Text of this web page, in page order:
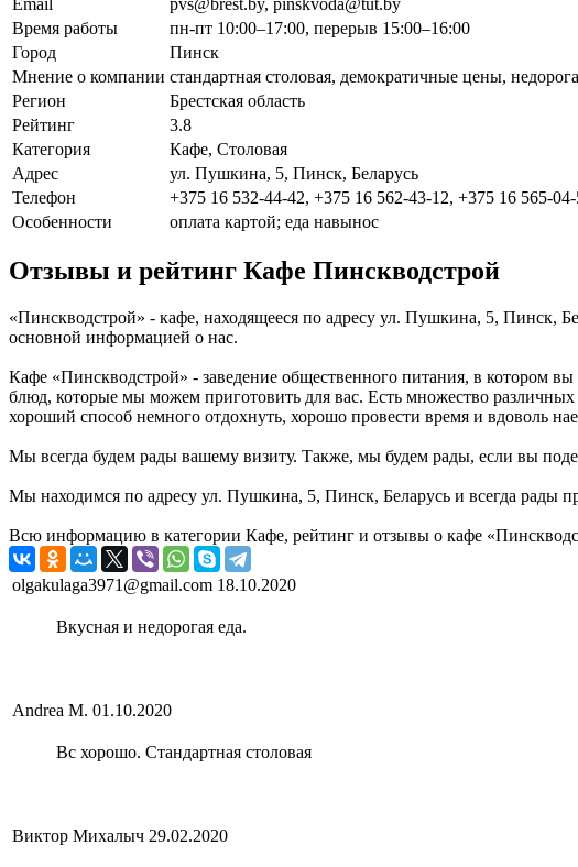
Время работы
пн-пт 10:00–17:00, перерыв 15:00–16:00
Город
Пинск
Мнение о компании стандартная столовая, демократичные цены,
Регион
Брестская область
Рейтинг
3.8
Категория
Кафе, Столовая
Адрес
ул. Пушкина, 5, Пинск, Беларусь
Телефон
+375 16 532-44-42, +375 16 562-43-12, +375 16 565-
Особенности
оплата картой; еда навынос
Отзывы и рейтинг Кафе Пинскводстрой
«Пинскводстрой» - кафе, находящееся по адресу ул. Пушкина, 5, Пинск,
основной информацией о нас.
Кафе «Пинскводстрой» - заведение общественного питания, в котором
блюд, которые мы можем приготовить для вас. Есть множество
хороший способ немного отдохнуть, хорошо провести время и вдоволь
Мы всегда будем рады вашему визиту. Также, мы будем рады, если вы
Мы находимся по адресу ул. Пушкина, 5, Пинск, Беларусь и всегда рады
Всю информацию в категории Кафе, рейтинг и отзывы о кафе
olgakulaga3971@gmail.com 18.10.2020
Вкусная и недорогая еда.
Andrea M. 01.10.2020
Вс хорошо. Стандартная столовая
Виктор Михалыч 29.02.2020